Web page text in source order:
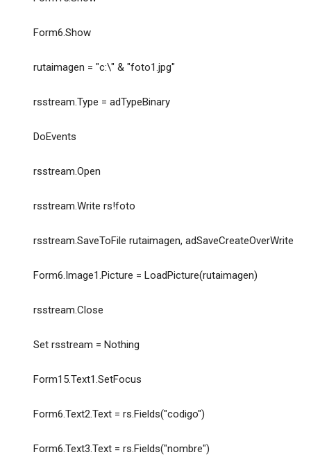
Form6.Show
rutaimagen = "c:\" & "foto1.jpg"
rsstream.Type = adTypeBinary
DoEvents
rsstream.Open
rsstream.Write rs!foto
rsstream.SaveToFile rutaimagen, adSaveCreateOverWrite
Form6.Image1.Picture = LoadPicture(rutaimagen)
rsstream.Close
Set rsstream = Nothing
Form15.Text1.SetFocus
Form6.Text2.Text = rs.Fields("codigo")
Form6.Text3.Text = rs.Fields("nombre")